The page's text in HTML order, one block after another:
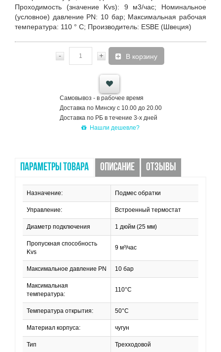
Проходимость (значение Kvs): 9 м3/час; Номинальное
(условное) давление PN: 10 бар; Максимальная рабочая
температура: 110 ° С; Производитель: ESBE (Швеция)
- + В корзину
Самовывоз - в рабочее время
Доставка по Минску с 10.00 до 20.00
Доставка по РБ в течение 3-х дней
Нашли дешевле?
ПАРАМЕТРЫ ТОВАРА ОПИСАНИЕ ОТЗЫВЫ
Назначение: Подмес обратки
Управление: Встроенный термостат
Диаметр подключения 1 дюйм (25 мм)
Пропускная способность
Kvs
9 м³/час
Максимальное давление PN 10 бар
Максимальная
температура:
110°С
Температура открытия: 50°С
Материал корпуса: чугун
Тип Трехходовой